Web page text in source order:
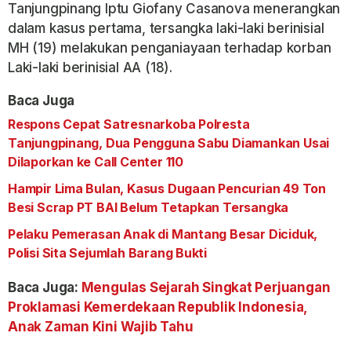
Tanjungpinang Iptu Giofany Casanova menerangkan
dalam kasus pertama, tersangka laki-laki berinisial
MH (19) melakukan penganiayaan terhadap korban
Laki-laki berinisial AA (18).
Baca Juga
Respons Cepat Satresnarkoba Polresta
Tanjungpinang, Dua Pengguna Sabu Diamankan Usai
Dilaporkan ke Call Center 110
Hampir Lima Bulan, Kasus Dugaan Pencurian 49 Ton
Besi Scrap PT BAI Belum Tetapkan Tersangka
Pelaku Pemerasan Anak di Mantang Besar Diciduk,
Polisi Sita Sejumlah Barang Bukti
Baca Juga: Mengulas Sejarah Singkat Perjuangan
Proklamasi Kemerdekaan Republik Indonesia,
Anak Zaman Kini Wajib Tahu